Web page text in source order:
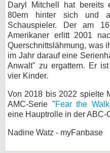
Daryl Mitchell hat bereits
80ern hinter sich und
Schauspieler. Der am
Amerikaner erlitt 2001
Querschnittslähmung, was
im Jahr darauf eine
Anwalt" zu ergattern. Er
vier Kinder.
Von 2018 bis 2022 spielte
AMC-Serie "Fear the
eine Hauptrolle in der ABC-
Nadine Watz - myFanbase